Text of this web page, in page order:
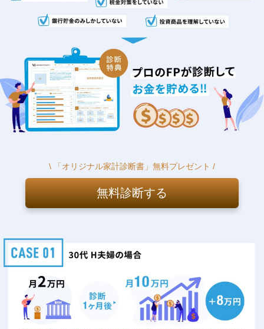
\ 「オリジナル家計診断書」無料プレゼント /
無料診断する